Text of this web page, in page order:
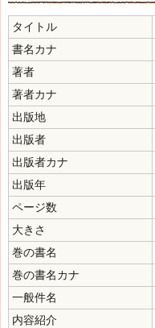
タイトル
書名カナ
著者
著者カナ
出版地
出版者
出版者カナ
出版年
ページ数
大きさ
巻の書名
巻の書名カナ
一般件名
内容紹介